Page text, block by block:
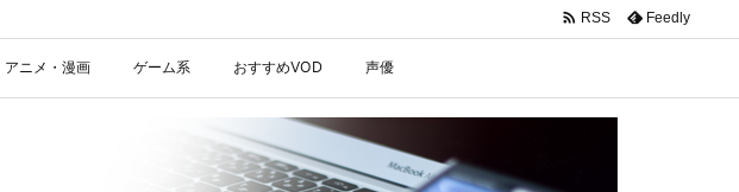
アニメ・漫画 ゲーム系 おすすめVOD 声優
 RSS Feedly